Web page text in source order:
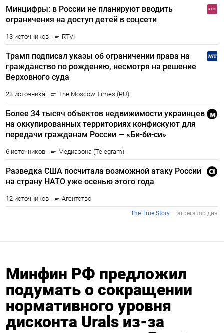
Минфин РФ предложил
подумать о сокращении
нормативного уровня
дисконта Urals из-за